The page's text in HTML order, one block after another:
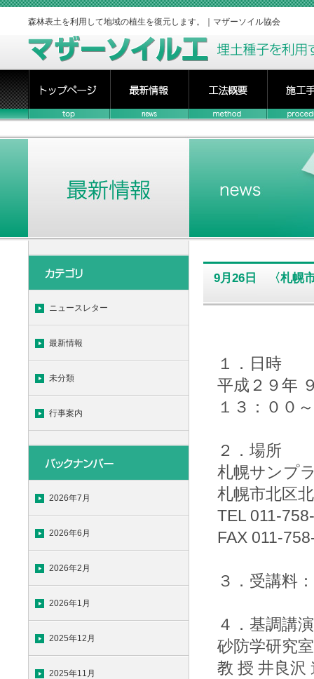
森林表土を利用して地域の植生を復元します。｜マザーソイル協会
ニュースレター
最新情報
未分類
行事案内
2026年7月
2026年6月
2026年2月
2026年1月
2025年12月
2025年11月
9月26日 〈札幌
１．日時
平成２９年
１３：００
２．場所
札幌サンプ
札幌市北区
TEL 011-
FAX 011-
３．受講料
４．基調講
砂防学研究室
教 授 井良沢